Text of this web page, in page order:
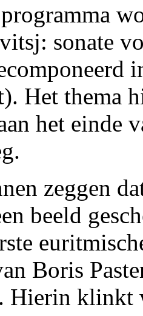
sonate
Het thema
het
zeggen
beeld
Boris
Hierin klinkt